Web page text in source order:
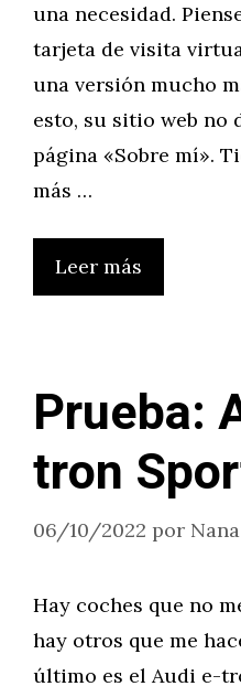
una necesidad.
tarjeta de visita
una versión mucho
esto, su sitio web no
página «Sobre mí».
más …
Leer más
Prueba:
tron
06/10/2022 por Nana
Hay coches que no
hay otros que me
último es el Audi e-